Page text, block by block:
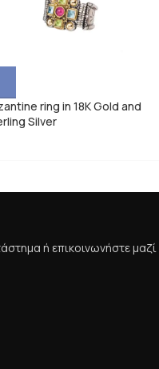
ring in 18K Gold and
Silver
ή επικοινωνήστε μαζί